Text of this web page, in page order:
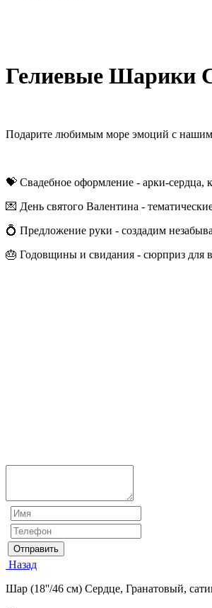
Гелиевые Шарики
Подарите любимым море эмоций с
💝 Свадебное оформление - арки-сердца,
💌 День святого Валентина -
💍 Предложение руки - создадим
🎂 Годовщины и свидания - сюрприз для
Отправить
Назад
Шар (18''/46 см) Сердце, Гранатовый,